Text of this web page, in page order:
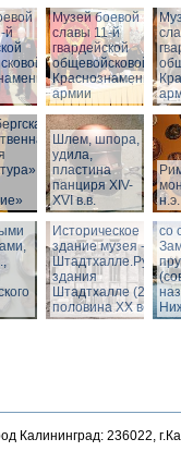
й
Музей боевой
славы 11-й
гвардейской
общевойсковой
Краснознаменной
армии
-
Шлем, шпора,
удила,
пластина
панциря XIV-
XVI в.в.
с
Историческое
здание музея -
Штадтхалле.Руины
здания
Штадтхалле (2-я
половина ХХ века)
-
со
Калининград: 236022,